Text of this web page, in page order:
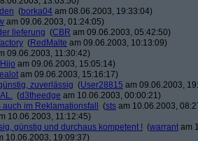
(borka04 am 08.06.2003, 19:33:04)
am 09.06.2003, 01:24:05)
lieferung (CBR am 09.06.2003, 05:42:50)
(RedMalte am 09.06.2003, 10:13:09)
09.06.2003, 11:30:42)
Hijo am 09.06.2003, 15:05:14)
am 09.06.2003, 15:16:17)
zuverlässig (User28815 am 09.06.2003,
(d3theedge am 10.06.2003, 00:00:21)
im Reklamationsfall
(sts am 10.06.2003,
10.06.2003, 11:12:45)
günstig und durchaus kompetent ! (warrant am
10.06.2003, 19:09:37)